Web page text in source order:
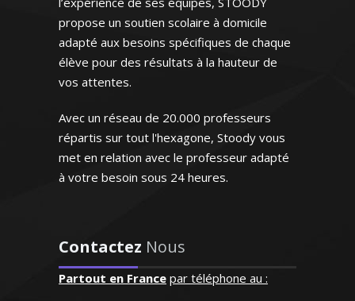
en cinquième)
aux besoins de l'enfant et
répond à ses demandes"
travaux dirigés. De plus, depuis 1998, je
prodigue des cours particuliers de
mathématiques et de physique chimie à
des élèves de tous les niveaux.
Disponible et dotée d'une grande
améliorer leurs résultats
de physique/chimie – Strasbourg
Professeur certifiée de mathématiques
et passionnée par l'enseignement, je me
propose un soutien scolaire à domicile
adapté aux besoins spécifiques de chaque
élève pour des résultats à la hauteur de
vos attentes.
Avec un réseau de 20.000 professeurs
répartis sur tout l'hexagone, Stoody vous
met en relation avec le professeur adapté
à votre besoin sous 24 heures.
Contactez Nous
Partout en France par téléphone au :